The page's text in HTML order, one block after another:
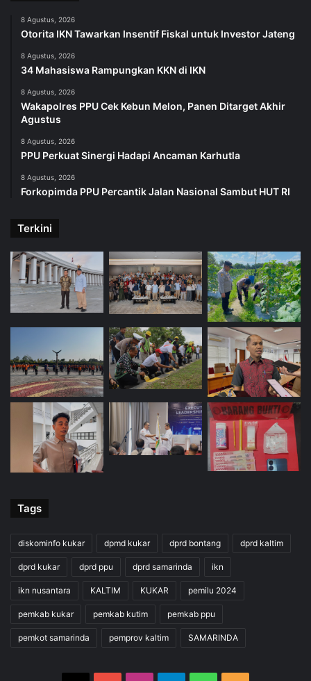
8 Agustus, 2026
Otorita IKN Tawarkan Insentif Fiskal untuk Investor Jateng
8 Agustus, 2026
34 Mahasiswa Rampungkan KKN di IKN
8 Agustus, 2026
Wakapolres PPU Cek Kebun Melon, Panen Ditarget Akhir
Agustus
8 Agustus, 2026
PPU Perkuat Sinergi Hadapi Ancaman Karhutla
8 Agustus, 2026
Forkopimda PPU Percantik Jalan Nasional Sambut HUT RI
Terkini
Tags
diskominfo kukar dpmd kukar dprd bontang dprd kaltim
dprd kukar dprd ppu dprd samarinda ikn
ikn nusantara KALTIM KUKAR pemilu 2024
pemkab kukar pemkab kutim pemkab ppu
pemkot samarinda pemprov kaltim SAMARINDA